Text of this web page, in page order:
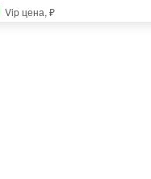
Vip цена, ₽